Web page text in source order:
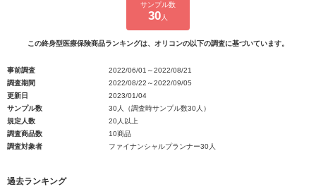
サンプル数
30 人
この終身型医療保険商品ランキングは、オリコンの以下の調査に基づいています。
事前調査
2022/06/01～2022/08/21
調査期間
2022/08/22～2022/09/05
更新日
2023/01/04
サンプル数
30人（調査時サンプル数30人）
規定人数
20人以上
調査商品数
10商品
調査対象者
ファイナンシャルプランナー30人
過去ランキング